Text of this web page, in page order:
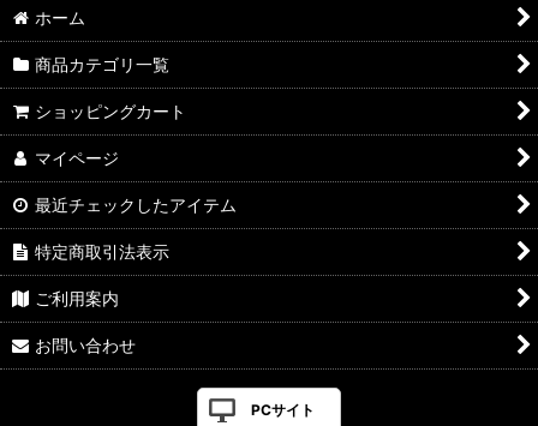
ホーム
商品カテゴリ一覧
ショッピングカート
マイページ
最近チェックしたアイテム
特定商取引法表示
ご利用案内
お問い合わせ
PCサイト